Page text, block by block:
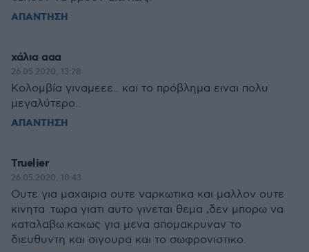
ΑΠΑΝΤΗΣΗ
χάλια ααα
26.05.2020, 13:28
Κολομβία γιναμεεε.. και το πρόβλημα ειναι πολυ
μεγαλύτερο..
ΑΠΑΝΤΗΣΗ
Truelier
26.05.2020, 10:43
Ουτε για μαχαιρια ουτε ναρκωτικα και μαλλον ουτε
κινητα .τωρα γιατι αυτο γινεται θεμα ,δεν μπορω να
καταλαβω.κακως για μενα απομακρυναν το
διευθυντη και σιγουρα και το σωφρονιστικο.